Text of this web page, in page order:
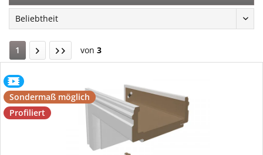
1 von 3
Sondermaß möglich
Profiliert